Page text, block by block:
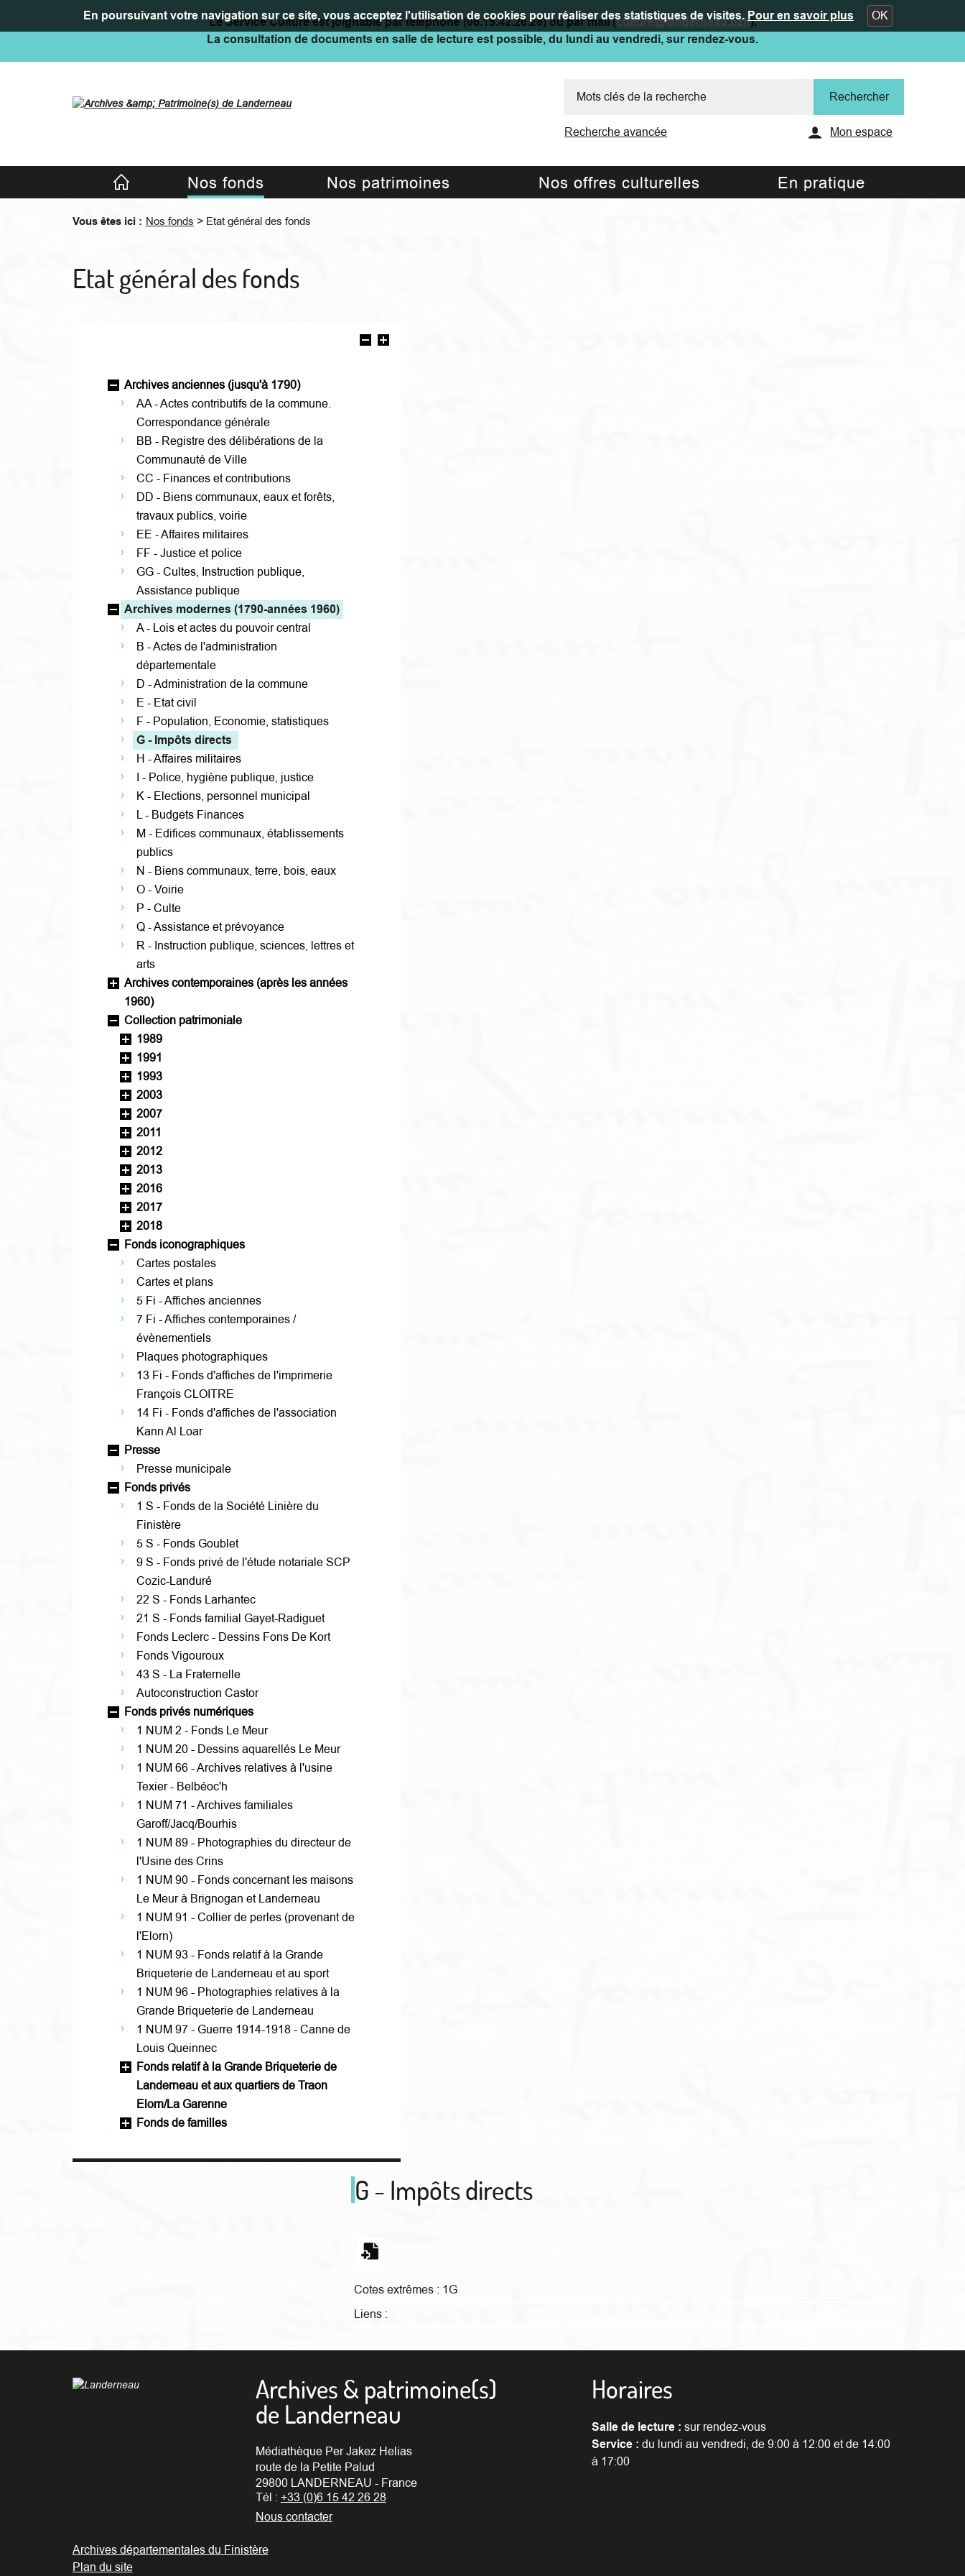
En poursuivant votre navigation sur ce site, vous acceptez l'utilisation de cookies pour réaliser des statistiques de visites.Pour en savoir plus OK
Le Service Culture est joignable par téléphone (06.15.42.26.28) ou par mail (culture@landerneau.bzh).
La consultation de documents en salle de lecture est possible, du lundi au vendredi, sur rendez-vous.
Recherche avancée Mon espace
Accueil Nos fonds Nos patrimoines Nos offres culturelles En pratique
Vous êtes ici : Nos fonds > Etat général des fonds
Etat général des fonds
Archives anciennes (jusqu'à 1790)
AA - Actes contributifs de la commune.
Correspondance générale
BB - Registre des délibérations de la
Communauté de Ville
CC - Finances et contributions
DD - Biens communaux, eaux et forêts,
travaux publics, voirie
EE - Affaires militaires
FF - Justice et police
GG - Cultes, Instruction publique,
Assistance publique
Archives modernes (1790-années 1960)
A - Lois et actes du pouvoir central
B - Actes de l'administration
départementale
D - Administration de la commune
E - Etat civil
F - Population, Economie, statistiques
G - Impôts directs
H - Affaires militaires
I - Police, hygiène publique, justice
K - Elections, personnel municipal
L - Budgets Finances
M - Edifices communaux, établissements
publics
N - Biens communaux, terre, bois, eaux
O - Voirie
P - Culte
Q - Assistance et prévoyance
R - Instruction publique, sciences, lettres et
arts
Archives contemporaines (après les années
1960)
Collection patrimoniale
1989
1991
1993
2003
2007
2011
2012
2013
2016
2017
2018
Fonds iconographiques
Cartes postales
Cartes et plans
5 Fi - Affiches anciennes
7 Fi - Affiches contemporaines /
évènementiels
Plaques photographiques
13 Fi - Fonds d'affiches de l'imprimerie
François CLOITRE
14 Fi - Fonds d'affiches de l'association
Kann Al Loar
Presse
Presse municipale
Fonds privés
1 S - Fonds de la Société Linière du
Finistère
5 S - Fonds Goublet
9 S - Fonds privé de l'étude notariale SCP
Cozic-Landuré
22 S - Fonds Larhantec
21 S - Fonds familial Gayet-Radiguet
Fonds Leclerc - Dessins Fons De Kort
Fonds Vigouroux
43 S - La Fraternelle
Autoconstruction Castor
Fonds privés numériques
1 NUM 2 - Fonds Le Meur
1 NUM 20 - Dessins aquarellés Le Meur
1 NUM 66 - Archives relatives à l'usine
Texier - Belbéoc'h
1 NUM 71 - Archives familiales
Garoff/Jacq/Bourhis
1 NUM 89 - Photographies du directeur de
l'Usine des Crins
1 NUM 90 - Fonds concernant les maisons
Le Meur à Brignogan et Landerneau
1 NUM 91 - Collier de perles (provenant de
l'Elorn)
1 NUM 93 - Fonds relatif à la Grande
Briqueterie de Landerneau et au sport
1 NUM 96 - Photographies relatives à la
Grande Briqueterie de Landerneau
1 NUM 97 - Guerre 1914-1918 - Canne de
Louis Queinnec
Fonds relatif à la Grande Briqueterie de
Landerneau et aux quartiers de Traon
Elorn/La Garenne
Fonds de familles
G - Impôts directs
Cotes extrêmes : 1G
Liens :
Archives & patrimoine(s)
de Landerneau
Médiathèque Per Jakez Helias
route de la Petite Palud
29800 LANDERNEAU - France
Tél : +33 (0)6 15 42 26 28
Nous contacter
Horaires
Salle de lecture : sur rendez-vous
Service : du lundi au vendredi, de 9:00 à 12:00 et de 14:00
à 17:00
Archives départementales du Finistère
Plan du site